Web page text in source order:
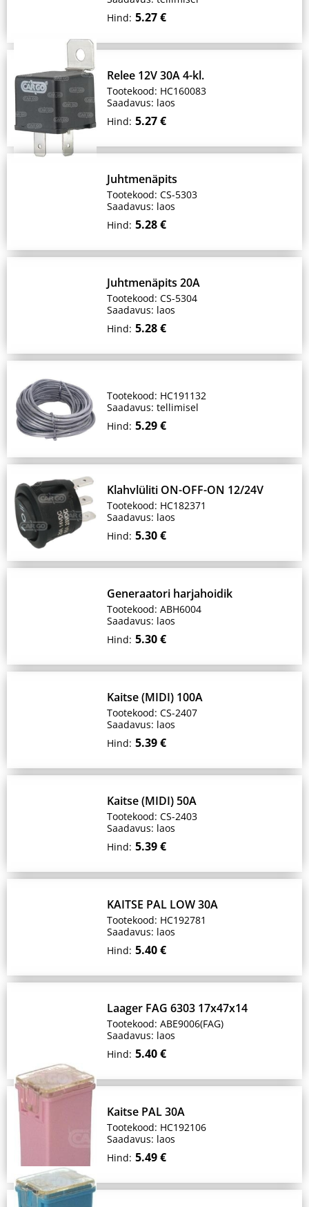
Hind: 5.27 €
Relee 12V 30A 4-kl.
Tootekood: HC160083
Saadavus: laos
Hind: 5.27 €
Juhtmenäpits
Tootekood: CS-5303
Saadavus: laos
Hind: 5.28 €
Juhtmenäpits 20A
Tootekood: CS-5304
Saadavus: laos
Hind: 5.28 €
Tootekood: HC191132
Saadavus: tellimisel
Hind: 5.29 €
Klahvlüliti ON-OFF-ON 12/24V
Tootekood: HC182371
Saadavus: laos
Hind: 5.30 €
Generaatori harjahoidik
Tootekood: ABH6004
Saadavus: laos
Hind: 5.30 €
Kaitse (MIDI) 100A
Tootekood: CS-2407
Saadavus: laos
Hind: 5.39 €
Kaitse (MIDI) 50A
Tootekood: CS-2403
Saadavus: laos
Hind: 5.39 €
KAITSE PAL LOW 30A
Tootekood: HC192781
Saadavus: laos
Hind: 5.40 €
Laager FAG 6303 17x47x14
Tootekood: ABE9006(FAG)
Saadavus: laos
Hind: 5.40 €
Kaitse PAL 30A
Tootekood: HC192106
Saadavus: laos
Hind: 5.49 €